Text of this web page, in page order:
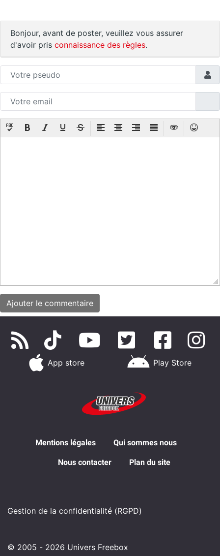
Bonjour, avant de poster, veuillez vous assurer
d'avoir pris connaissance des règles.
App store Play Store
Mentions légales Qui sommes nous
Nous contacter Plan du site
Gestion de la confidentialité (RGPD)
© 2005 - 2026 Univers Freebox